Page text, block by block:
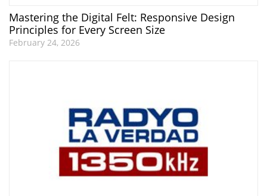
Mastering the Digital Felt: Responsive Design
Principles for Every Screen Size
February 24, 2026